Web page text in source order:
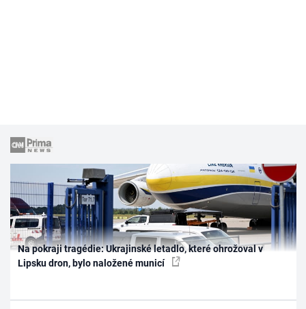
Na pokraji tragédie: Ukrajinské letadlo, které ohrožoval v
Lipsku dron, bylo naložené municí